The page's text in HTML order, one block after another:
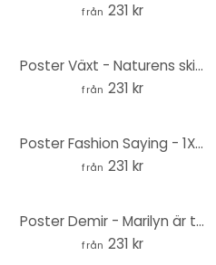
från 231 kr
Poster Växt - Naturens skira skönhet rund - Mossa
från 231 kr
Poster Fashion Saying - 1X Studio - Très chic - Rund
från 231 kr
Poster Demir - Marilyn är tillbaka - Rund
från 231 kr